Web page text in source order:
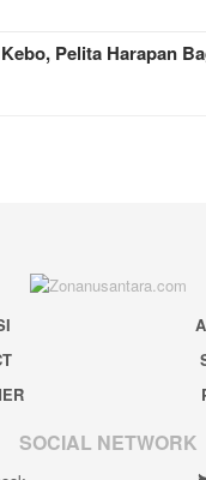
Pelita Harapan
SOCIAL NETWORK